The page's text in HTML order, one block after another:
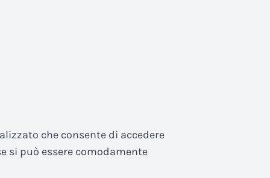
che consente di accedere
si può essere comodamente